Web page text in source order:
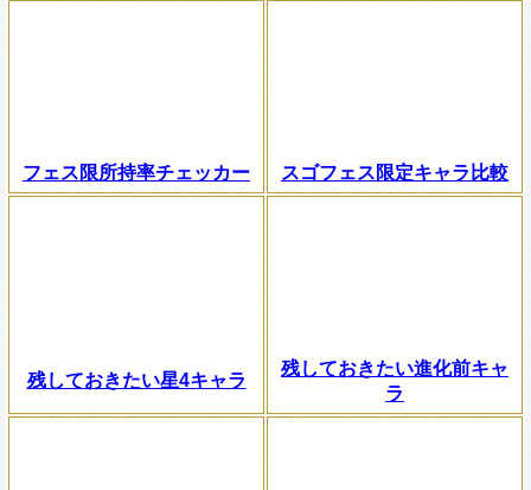
フェス限所持率チェッカー スゴフェス限定キャラ比較
残しておきたい星4キャラ
残しておきたい進化前キャ
ラ